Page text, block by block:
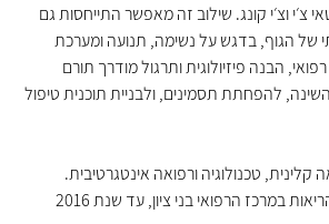
צ׳י וצ׳י קונג. שילוב זה מאפשר התייחסות גם
של הגוף, בדגש על נשימה, תנועה ומערכת
הבנה פיזיולוגית ותרגול מודרך תורם
להפחתת תסמינים,ולבנייתתוכנית טיפול
קלינית, טכנולוגיה ורפואה אינטגרטיבית.
במרכז הרפואי בני ציון, עד שנת 2016